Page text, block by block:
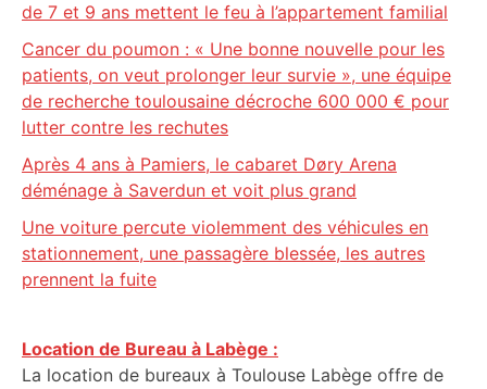
de 7 et 9 ans mettent le feu à l’appartement familial
Cancer du poumon : « Une bonne nouvelle pour les
patients, on veut prolonger leur survie », une équipe
de recherche toulousaine décroche 600 000 € pour
lutter contre les rechutes
Après 4 ans à Pamiers, le cabaret Døry Arena
déménage à Saverdun et voit plus grand
Une voiture percute violemment des véhicules en
stationnement, une passagère blessée, les autres
prennent la fuite
Location de Bureau à Labège :
La location de bureaux à Toulouse Labège offre de